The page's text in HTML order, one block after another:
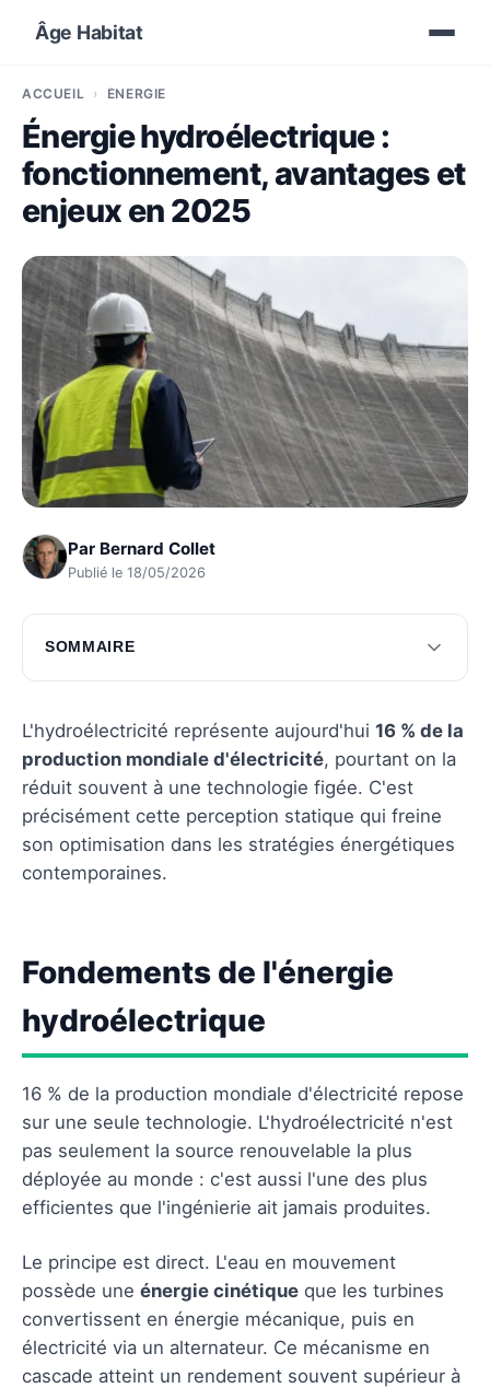
Âge Habitat
ACCUEIL ÉNERGIE
Énergie hydroélectrique :
fonctionnement, avantages et
enjeux en 2025
Par Bernard Collet
Publié le 18/05/2026
SOMMAIRE
Fondements de l'énergie hydroélectrique
Défis et enjeux pour 2025
Regards vers l'avenir
Questions fréquentes
L'hydroélectricité représente aujourd'hui 16 % de la
production mondiale d'électricité, pourtant on la
réduit souvent à une technologie figée. C'est
précisément cette perception statique qui freine
son optimisation dans les stratégies énergétiques
contemporaines.
Fondements de l'énergie
hydroélectrique
16 % de la production mondiale d'électricité repose
sur une seule technologie. L'hydroélectricité n'est
pas seulement la source renouvelable la plus
déployée au monde : c'est aussi l'une des plus
efficientes que l'ingénierie ait jamais produites.
Le principe est direct. L'eau en mouvement
possède une énergie cinétique que les turbines
convertissent en énergie mécanique, puis en
électricité via un alternateur. Ce mécanisme en
cascade atteint un rendement souvent supérieur à